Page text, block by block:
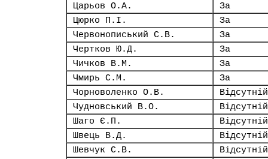
Царьов О.А.
За
Цюрко П.І.
За
Червонописький С.В.
За
Чертков Ю.Д.
За
Чичков В.М.
За
Чмирь С.М.
За
Чорноволенко О.В.
Відсутній
Чудновський В.О.
Відсутній
Шаго Є.П.
Відсутній
Швець В.Д.
Відсутній
Шевчук С.В.
Відсутній